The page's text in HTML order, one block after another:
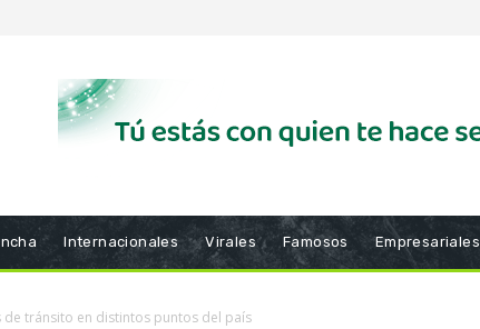
Internacionales Virales Famosos Empresariales
tránsito en distintos puntos del país